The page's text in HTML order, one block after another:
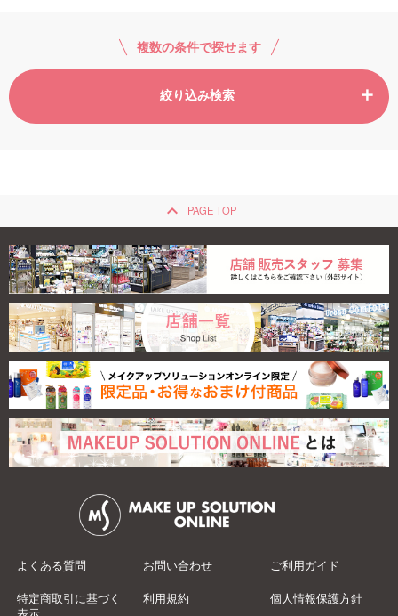
複数の条件で探せます
絞り込み検索
keyboard_arrow_up PAGE TOP
よくある質問 お問い合わせ ご利用ガイド
特定商取引に基づく
利用規約 個人情報保護方針